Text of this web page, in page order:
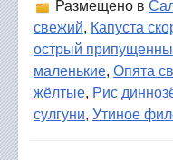
Размещено в
свежий, Капуста
острый
маленькие, Опята
жёлтые, Рис
сулгуни, Утиное